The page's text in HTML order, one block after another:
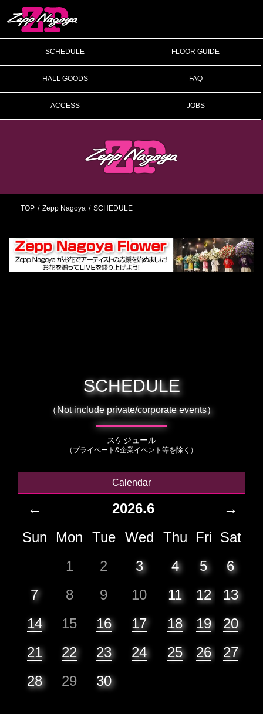
SCHEDULE FLOOR GUIDE
HALL GOODS FAQ
ACCESS JOBS
TOP Zepp Nagoya SCHEDULE
SCHEDULE
（Not include private/corporate events）
スケジュール
（プライベート&企業イベント等を除く）
Calendar
← 2026.6
→
Sun
Mon Tue Wed Thu Fri Sat
1
2 3 4 5
6
7
8 9 10 11 12
13
14
15 16 17 18 19
20
21
22 23 24 25 26
27
28
29 30